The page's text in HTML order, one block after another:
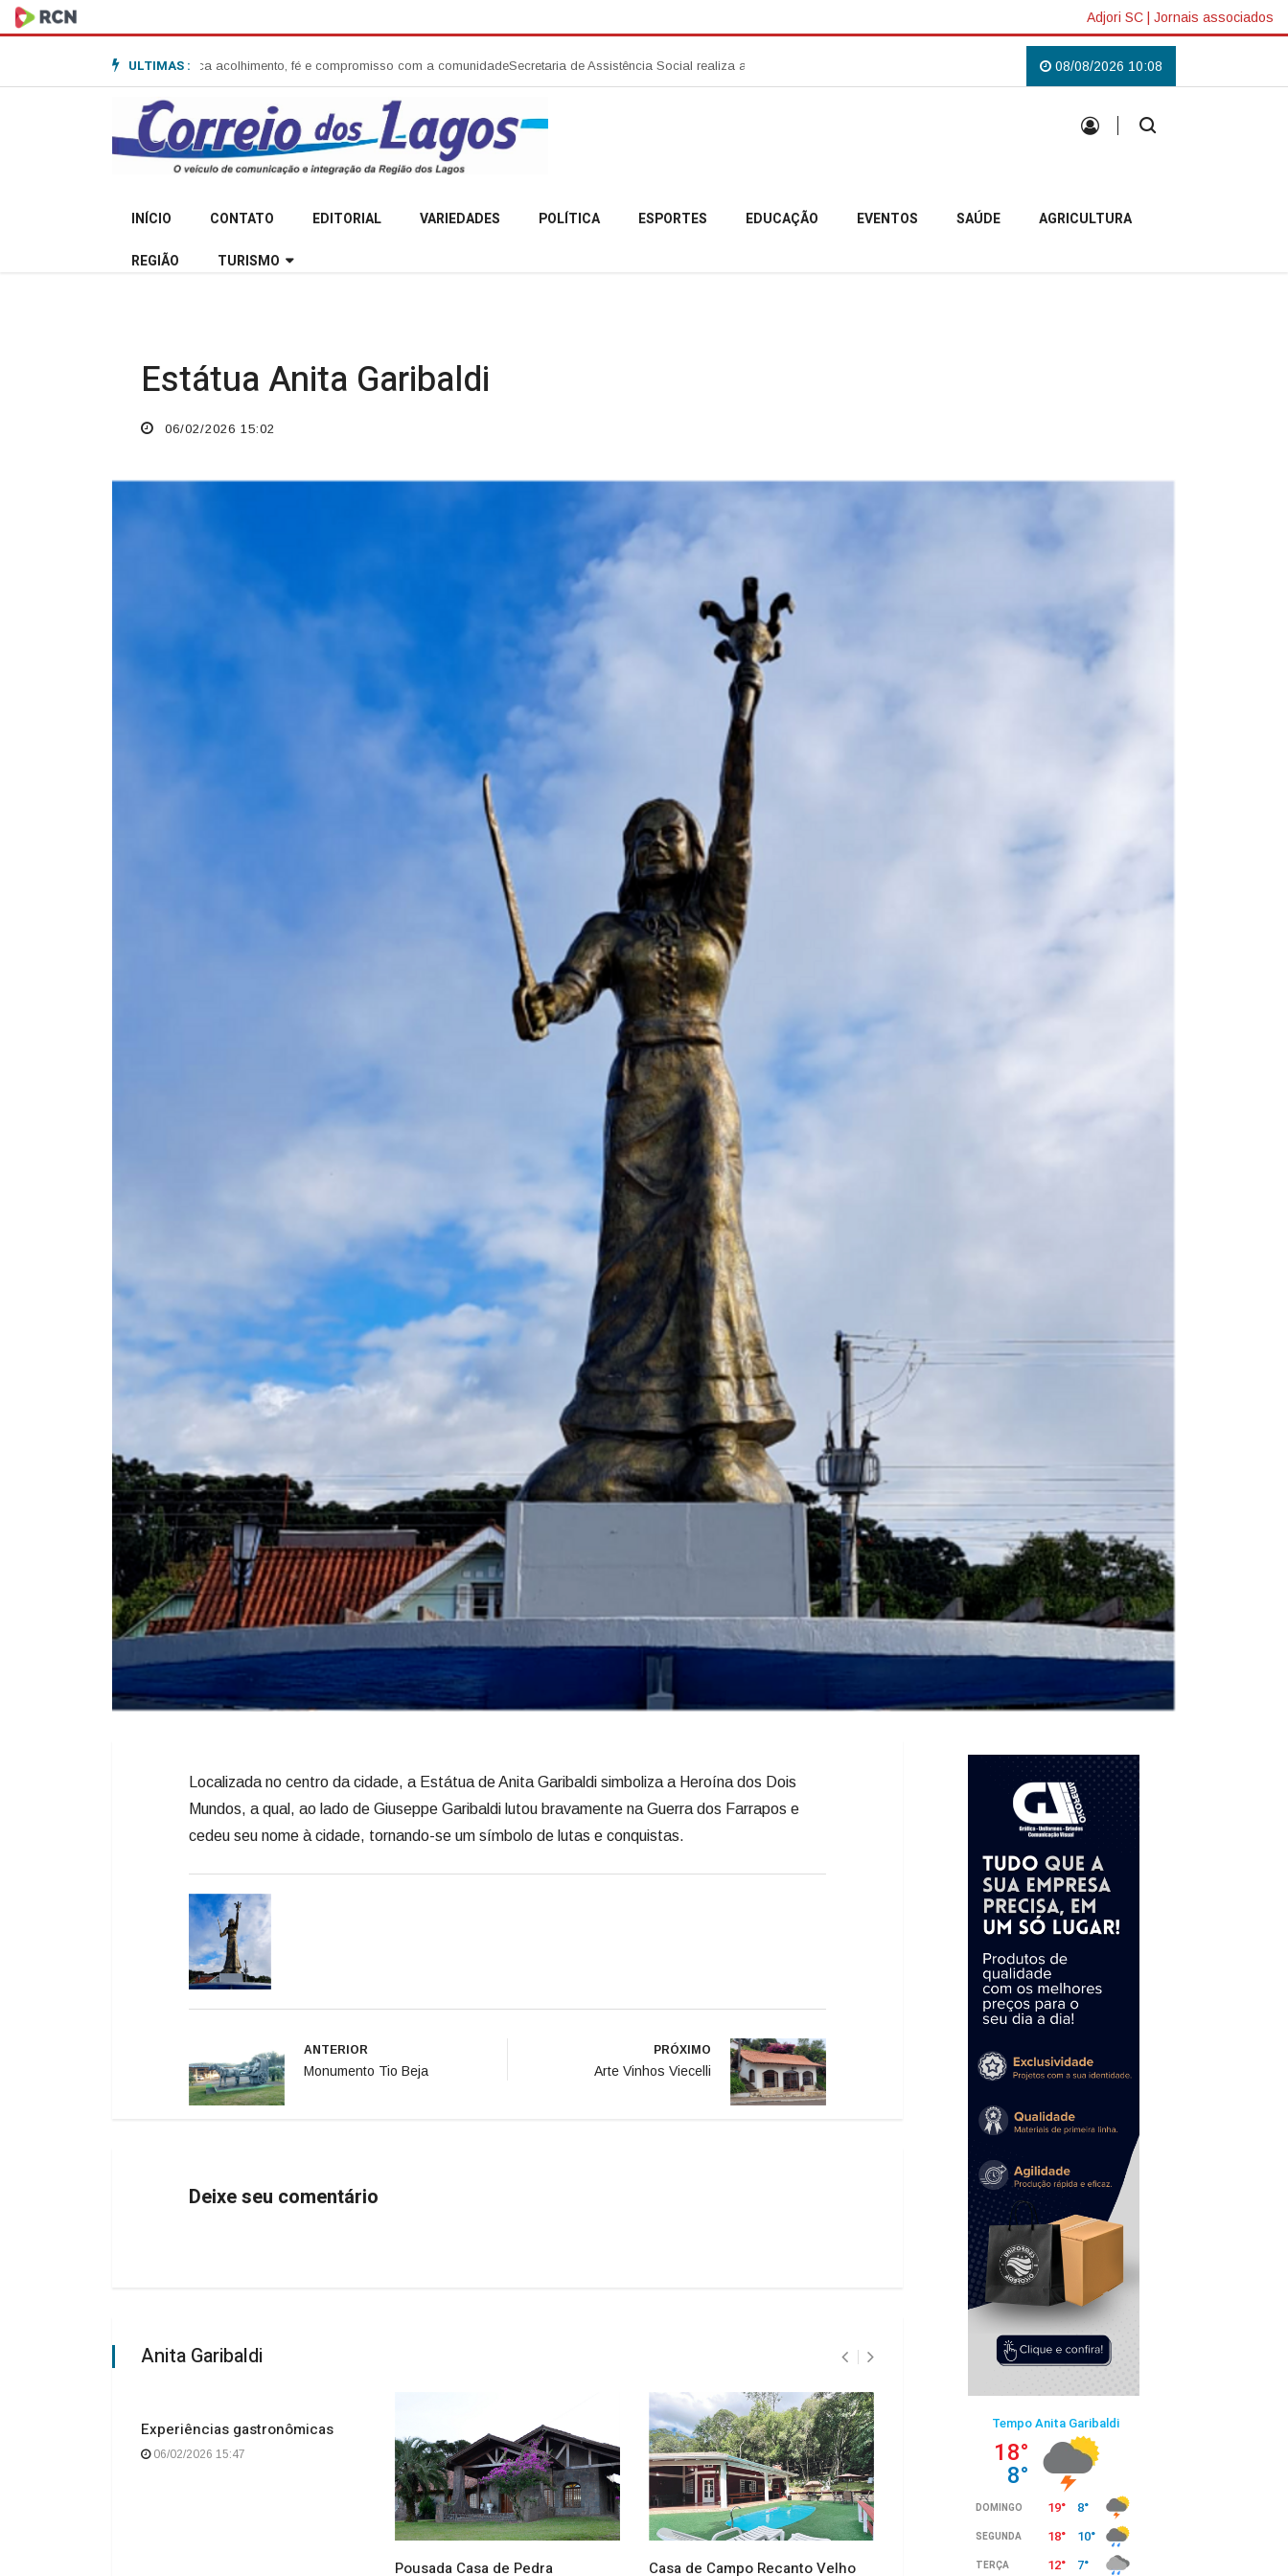
Adjori SC | Jornais associados
ULTIMAS :
Garibaldi e destaca acolhimento, fé e compromisso com a comunidadeSecretaria de Assistência Social realiza abertura da Campanha Agosto Lilás em Campo Belo do Sul Uma tradição que voltou a reunir a
08/08/2026 10:08
INÍCIO CONTATO EDITORIAL VARIEDADES POLÍTICA ESPORTES EDUCAÇÃO EVENTOS SAÚDE AGRICULTURA
REGIÃO TURISMO
Estátua Anita Garibaldi
06/02/2026 15:02
Localizada no centro da cidade, a Estátua de Anita Garibaldi simboliza a Heroína dos Dois
Mundos, a qual, ao lado de Giuseppe Garibaldi lutou bravamente na Guerra dos Farrapos e
cedeu seu nome à cidade, tornando-se um símbolo de lutas e conquistas.
ANTERIOR
Monumento Tio Beja
PRÓXIMO
Arte Vinhos Viecelli
Deixe seu comentário
Anita Garibaldi
Experiências gastronômicas
06/02/2026 15:47
Pousada Casa de Pedra
Casa de Campo Recanto Velho
Pousada e restaurante New Life